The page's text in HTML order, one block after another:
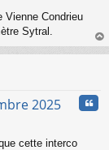
Vienne Condrieu
Sytral.
au
2025
cette interco